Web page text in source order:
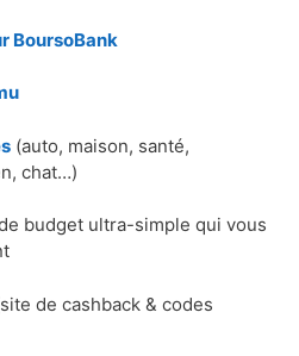
BoursoBank
(auto, maison, santé,
chat…)
budget ultra-simple qui vous
de cashback & codes